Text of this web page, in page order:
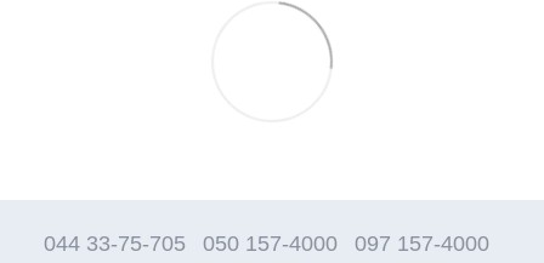
044 33-75-705 050 157-4000 097 157-4000